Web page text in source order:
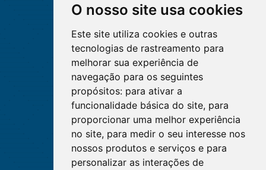
O nosso site usa cookies
Este site utiliza cookies e outras
tecnologias de rastreamento para
melhorar sua experiência de
navegação para os seguintes
propósitos: para ativar a
funcionalidade básica do site, para
proporcionar uma melhor experiência
no site, para medir o seu interesse nos
nossos produtos e serviços e para
personalizar as interações de